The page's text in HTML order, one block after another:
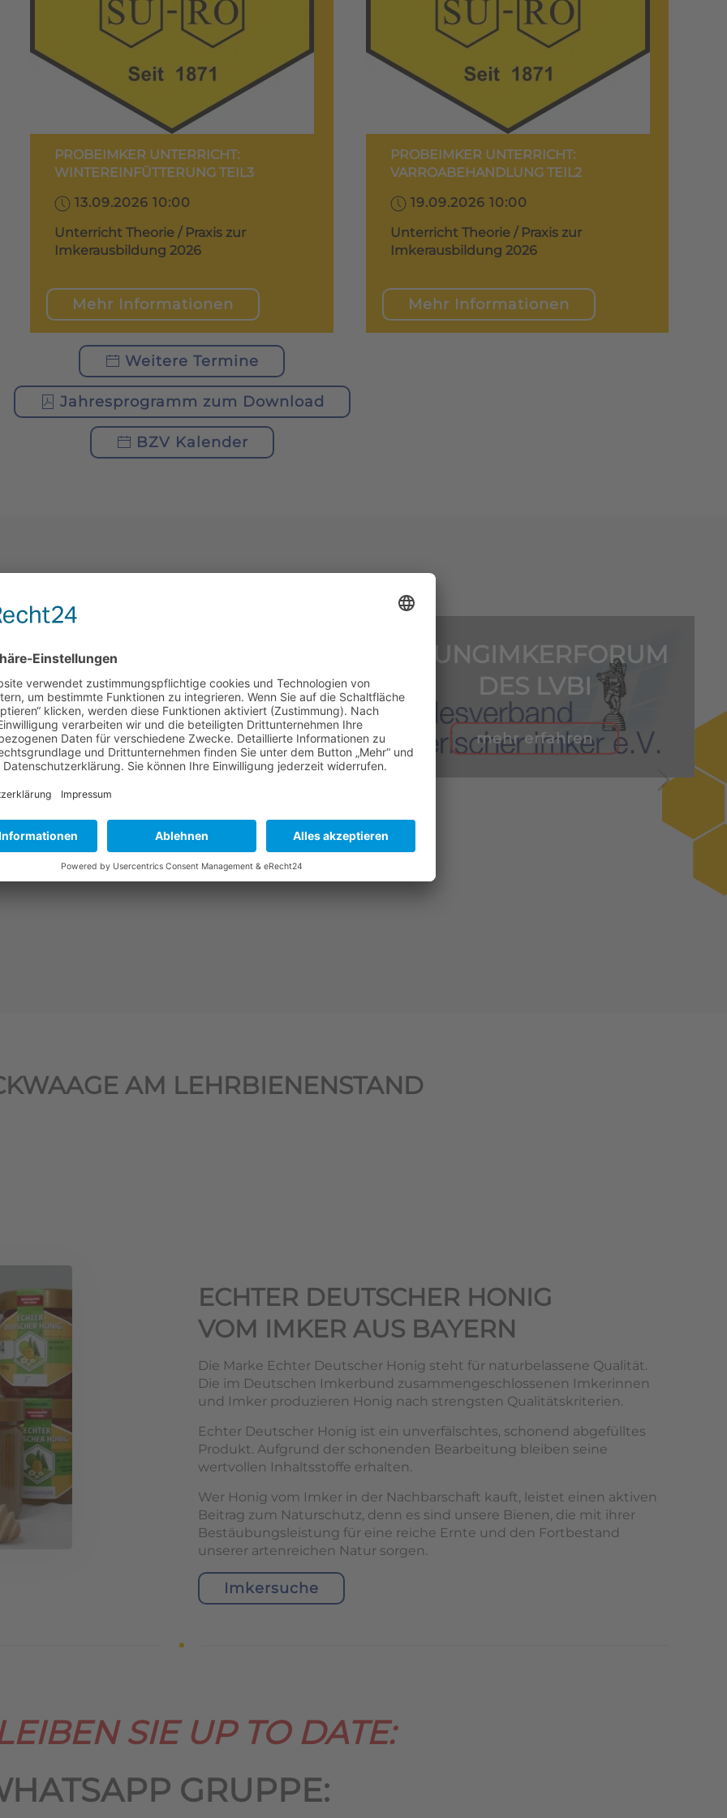
PROBEIMKER UNTERRICHT:
WINTEREINFÜTTERUNG TEIL3
13.09.2026 10:00
Unterricht Theorie / Praxis zur
Imkerausbildung 2026
Mehr Informationen
PROBEIMKER UNTERRICHT:
VARROABEHANDLUNG TEIL2
19.09.2026 10:00
Unterricht Theorie / Praxis zur
Imkerausbildung 2026
Mehr Informationen
Weitere Termine
Jahresprogramm zum Download
BZV Kalender
1. PROBEIMKERTAG
2026
mehr erfahren
1. JUNGIMKERFORUM
DES LVBI
mehr erfahren
AM LEHRBIENENSTAND
ECHTER DEUTSCHER HONIG
VOM IMKER AUS BAYERN
Die Marke Echter Deutscher Honig steht für naturbelassene Qualität.
Die im Deutschen Imkerbund zusammengeschlossenen Imkerinnen
und Imker produzieren Honig nach strengsten Qualitätskriterien.
Echter Deutscher Honig ist ein unverfälschtes, schonend abgefülltes
Produkt. Aufgrund der schonenden Bearbeitung bleiben seine
wertvollen Inhaltsstoffe erhalten.
Wer Honig vom Imker in der Nachbarschaft kauft, leistet einen aktiven
Beitrag zum Naturschutz, denn es sind unsere Bienen, die mit ihrer
Bestäubungsleistung für eine reiche Ernte und den Fortbestand
unserer artenreichen Natur sorgen.
Imkersuche
SIE UP TO DATE:
GRUPPE: